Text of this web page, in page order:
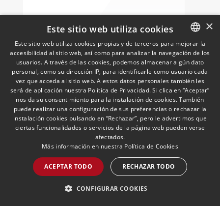
una de las cuestiones más frecuentes en
la fiscalidad de los grupos
multinacionales: la posible incidencia en
el IVA de los ajustes de precios de
transferencia pactados entre entidades
vinculadas
LEER MÁS >>
La sucesión en la Empresa
Familiar: el pacto sucesorio
en Cataluña
09/06/2026
Económico y Financiero, PCS, Wealth
presente en los ordenamientos jurídicos
SPANISH
ENGLISH
PORTUGUESE
×
Este sitio web utiliza cookies
Este sitio web utiliza cookies propias y de terceros para mejorar la
accesibilidad al sitio web, así como para analizar la navegación de los
usuarios. A través de las cookies, podemos almacenar algún dato
personal, como su dirección IP, para identificarle como usuario cada
vez que acceda al sitio web. A estos datos personales también les
será de aplicación nuestra Política de Privacidad. Si clica en “Aceptar”
nos da su consentimiento para la instalación de cookies. También
puede realizar una configuración de sus preferencias o rechazar la
instalación cookies pulsando en “Rechazar”, pero le advertimos que
ciertas funcionalidades o servicios de la página web pueden verse
afectados.
Más información en nuestra Política de Cookies
ACEPTAR TODO RECHAZAR TODO
CONFIGURAR COOKIES